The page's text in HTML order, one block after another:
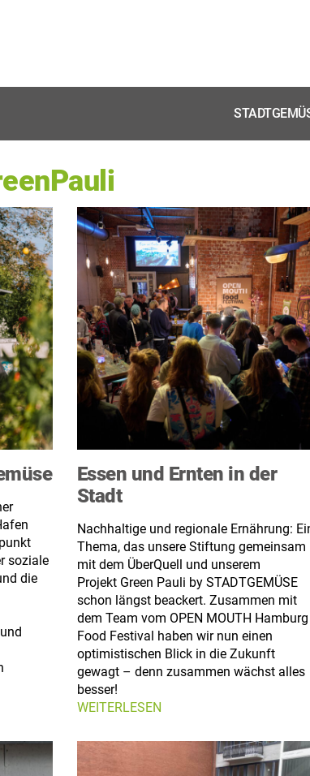
soziale
die
Essen und Ernten in der
Stadt
Nachhaltige und regionale Ernährung:
Thema, das unsere Stiftung gemeinsam
mit dem ÜberQuell und unserem
Projekt Green Pauli by STADTGEMÜSE
schon längst beackert. Zusammen mit
dem Team vom OPEN MOUTH Hamburg
Food Festival haben wir nun einen
optimistischen Blick in die Zukunft
gewagt – denn zusammen wächst alles
besser!
WEITERLESEN